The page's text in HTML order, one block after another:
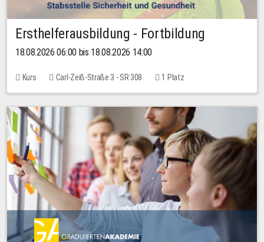
Ersthelferausbildung - Fortbildung
18.08.2026 06:00 bis 18.08.2026 14:00
Kurs Carl-Zeiß-Straße 3 - SR 308 1 Platz